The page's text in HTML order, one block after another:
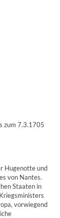
zum 7.3.1705
Hugenotte und
von Nantes.
Staaten in
vorwiegend